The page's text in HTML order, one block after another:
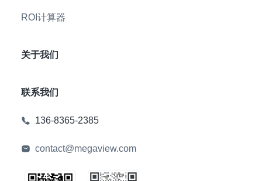
ROI计算器
关于我们
联系我们
136-8365-2385
contact@megaview.com